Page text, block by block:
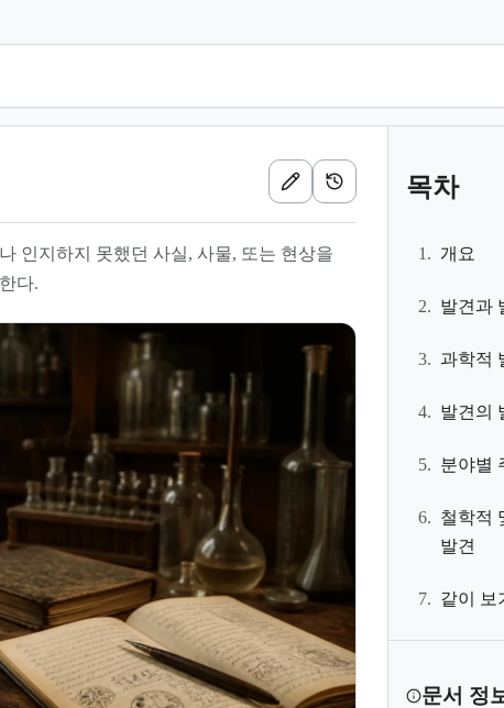
인지하지 못했던 사실, 사물, 또는 현상을
다.
목차
1. 개요
2. 발견과
3. 과학적
4. 발견의
5. 분야별
6. 철학적
발견
7. 같이 보
문서 정